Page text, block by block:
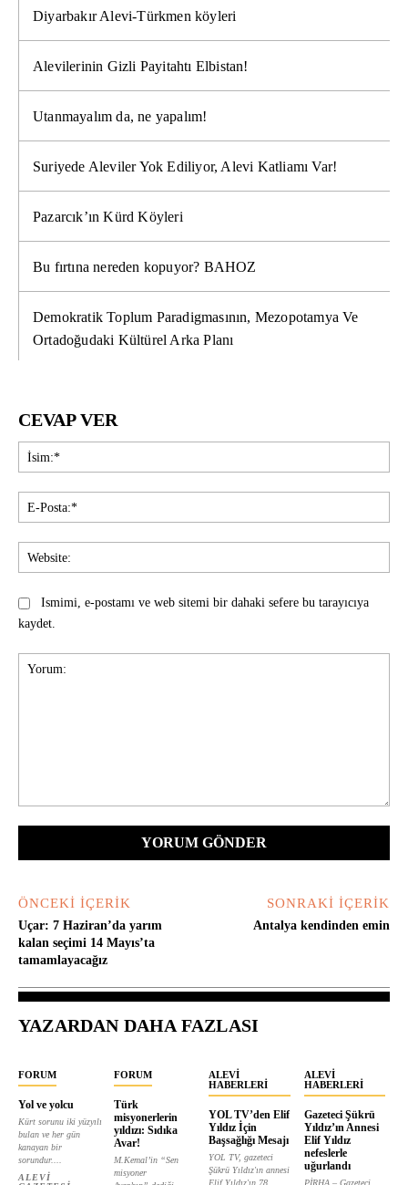
Diyarbakır Alevi-Türkmen köyleri
Alevilerinin Gizli Payitahtı Elbistan!
Utanmayalım da, ne yapalım!
Suriyede Aleviler Yok Ediliyor, Alevi Katliamı Var!
Pazarcık’ın Kürd Köyleri
Bu fırtına nereden kopuyor? BAHOZ
Demokratik Toplum Paradigmasının, Mezopotamya Ve
Ortadoğudaki Kültürel Arka Planı
CEVAP VER
Ismimi, e-postamı ve web sitemi bir dahaki sefere bu tarayıcıya
kaydet.
ÖNCEKI İÇERIK
Uçar: 7 Haziran’da yarım
kalan seçimi 14 Mayıs’ta
tamamlayacağız
SONRAKI İÇERIK
Antalya kendinden emin
YAZARDAN DAHA FAZLASI
FORUM
Yol ve yolcu
Kürt sorunu iki yüzyılı
bulan ve her gün
kanayan bir
sorundur....
ALEVI
FORUM
Türk
misyonerlerin
yıldızı: Sıdıka
Avar!
M.Kemal’in “Sen
misyoner
ALEVI
HABERLERI
YOL TV’den Elif
Yıldız İçin
Başsağlığı Mesajı
YOL TV, gazeteci
Şükrü Yıldız'ın annesi
Elif Yıldız'ın 78
ALEVI
HABERLERI
Gazeteci Şükrü
Yıldız’ın Annesi
Elif Yıldız
nefeslerle
uğurlandı
PİRHA – Gazeteci